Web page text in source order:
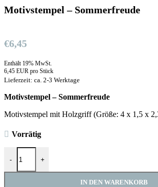
Motivstempel – Sommerfreude
€6,45
Enthält 19% MwSt.
6,45 EUR pro Stück
Lieferzeit: ca. 2-3 Werktage
Motivstempel – Sommerfreude
Motivstempel mit Holzgriff (Größe: 4 x 1,5 x
Vorrätig
-
Motivstempel - Sommerfreude Menge
+
IN DEN WARENKORB